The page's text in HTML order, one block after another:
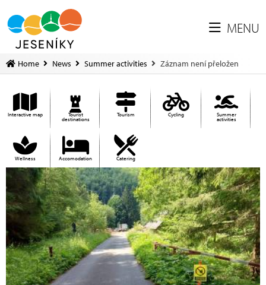
MENU
Home News Summer activities Záznam není přeložen
Interactive map Tourist
destinations
Tourism Cycling Summer
activities
Wellness Accomodation Catering